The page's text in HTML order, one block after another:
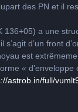
des PN et il
136+05) a une
s’agit d’un front
est
«
astrob.in/full/